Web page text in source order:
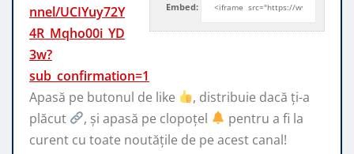
Embed:
nnel/UCIYuy72Y
4R_Mqho00i_YD
3w?
sub_confirmation=1
Apasă pe butonul de like
, distribuie dacă ți-a
plăcut
, șiapasă pe clopoțel
pentru a fi la
curent cu toate noutățile de pe acest canal!